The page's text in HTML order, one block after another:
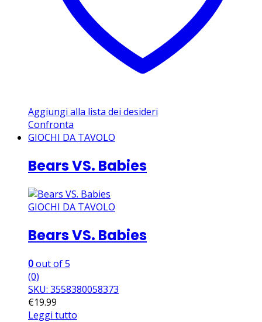
Aggiungi alla lista dei desideri
Confronta
GIOCHI DA TAVOLO
Bears VS. Babies
GIOCHI DA TAVOLO
Bears VS. Babies
0out of 5
(0)
SKU: 3558380058373
€19.99
Leggi tutto